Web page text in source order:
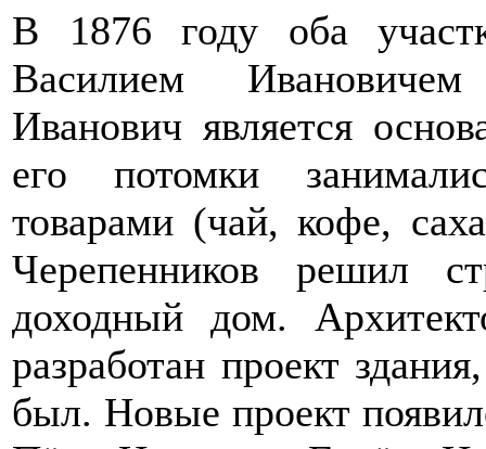
В 1876 году оба
Василием
Иванович является
его потомки
товарами (чай, кофе,
Черепенников решил
доходный дом.
разработан проект
был. Новые проект